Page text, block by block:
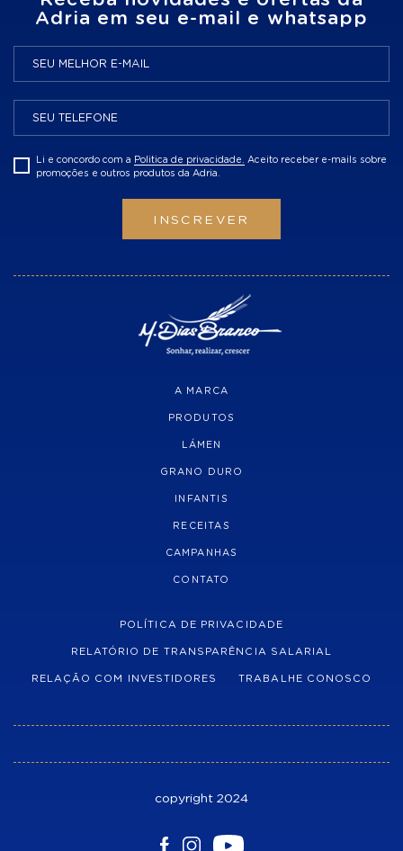
Adria em seu e-mail e whatsapp
Li e concordo com a Politica de privacidade.
Aceito receber e-mails sobre
promoções e outros produtos da Adria.
INSCREVER
A MARCA
PRODUTOS
LÁMEN
GRANO DURO
INFANTIS
RECEITAS
CAMPANHAS
CONTATO
POLÍTICA DE PRIVACIDADE
RELATÓRIO DE TRANSPARÊNCIA SALARIAL
RELAÇÃO COM INVESTIDORES TRABALHE CONOSCO
copyright 2024